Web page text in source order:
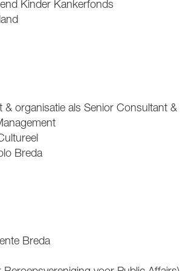
Kinder Kankerfonds
organisatie als Senior Consultant &
Breda
Breda